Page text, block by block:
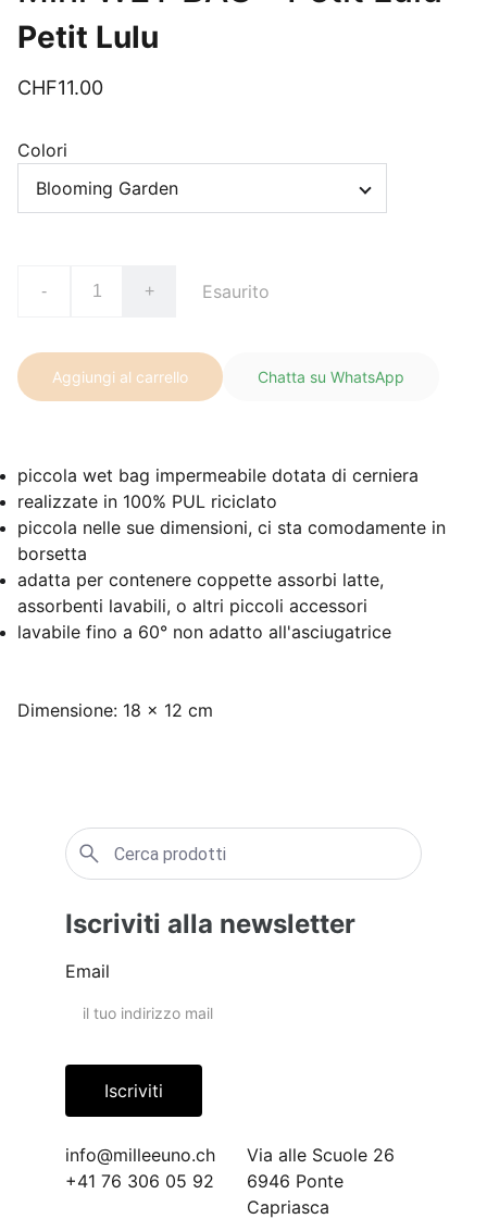
Petit Lulu
CHF11.00
Colori
- + Esaurito
Aggiungi al carrello Chatta su WhatsApp
piccola wet bag impermeabile dotata di cerniera
realizzate in 100% PUL riciclato
piccola nelle sue dimensioni, ci sta comodamente in
borsetta
adatta per contenere coppette assorbi latte,
assorbenti lavabili, o altri piccoli accessori
lavabile fino a 60° non adatto all'asciugatrice
Dimensione: 18 x 12 cm
Iscriviti alla newsletter
Email
Iscriviti
info@milleeuno.ch
+41 76 306 05 92
Via alle Scuole 26
6946 Ponte
Capriasca